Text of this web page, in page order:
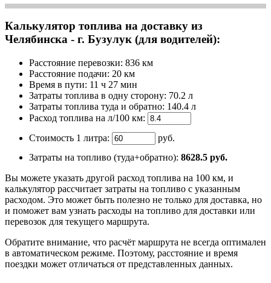
Калькулятор топлива на доставку из
Челябинска - г. Бузулук (для водителей):
Расстояние перевозки: 836 км
Расстояние подачи: 20 км
Время в пути: 11 ч 27 мин
Затраты топлива в одну сторону: 70.2 л
Затраты топлива туда и обратно: 140.4 л
Расход топлива на л/100 км:
Стоимость 1 литра:
руб.
Затраты на топливо (туда+обратно): 8628.5 руб.
Вы можете указать другой расход топлива на 100 км, и
калькулятор рассчитает затраты на топливо с указанным
расходом. Это может быть полезно не только для доставка, но
и поможет вам узнать расходы на топливо для доставки или
перевозок для текущего маршрута.
Обратите внимание, что расчёт маршрута не всегда оптимален
в автоматическом режиме. Поэтому, расстояние и время
поездки может отличаться от представленных данных.